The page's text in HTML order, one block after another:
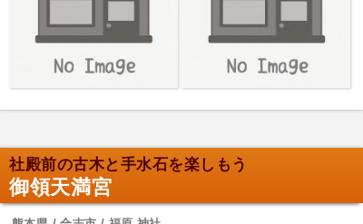
社殿前の古木と手水石を楽しもう
御領天満宮